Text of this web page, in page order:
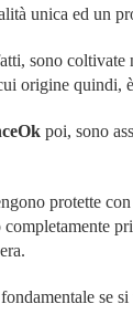
unica ed un
sono coltivate
origine quindi,
poi, sono
protette
se